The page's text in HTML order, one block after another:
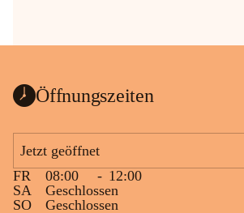
Öffnungszeiten
Jetzt geöffnet
FR
08:00 - 12:00
SA
Geschlossen
SO
Geschlossen